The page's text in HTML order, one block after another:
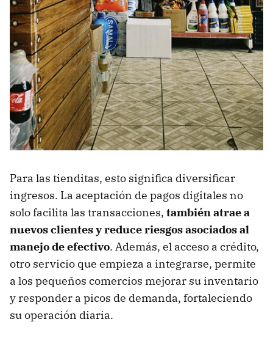
Para las tienditas, esto significa diversificar
ingresos. La aceptación de pagos digitales no
solo facilita las transacciones, también atrae a
nuevos clientes y reduce riesgos asociados al
manejo de efectivo. Además, el acceso a crédito,
otro servicio que empieza a integrarse, permite
a los pequeños comercios mejorar su inventario
y responder a picos de demanda, fortaleciendo
su operación diaria.